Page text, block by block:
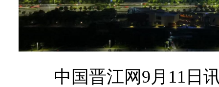
中国晋江网9月11日